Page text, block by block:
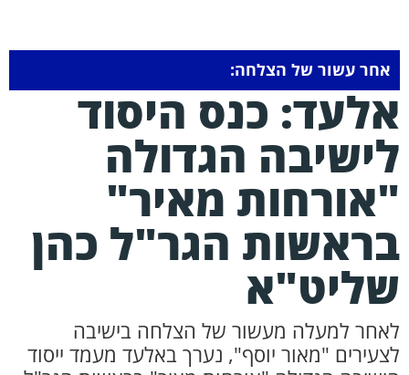
אחר עשור של הצלחה:
כנס היסוד
הגדולה
מאיר"
הגר"ל כהן
למעלה מעשור של הצלחה בישיבה
"מאור יוסף", נערך באלעד מעמד ייסוד